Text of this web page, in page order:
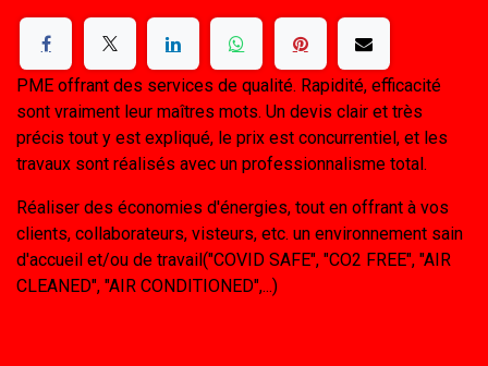
PME offrant des services de qualité. Rapidité, efficacité
sont vraiment leur maîtres mots. Un devis clair et très
précis tout y est expliqué, le prix est concurrentiel, et les
travaux sont réalisés avec un professionnalisme total.
Réaliser des économies d'énergies, tout en offrant à vos
clients, collaborateurs, visteurs, etc. un environnement sain
d'accueil et/ou de travail("COVID SAFE", "CO2 FREE", "AIR
CLEANED", "AIR CONDITIONED",...)